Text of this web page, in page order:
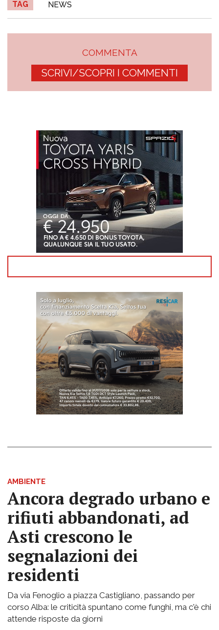
TAG NEWS
COMMENTA
SCRIVI/SCOPRI I COMMENTI
AMBIENTE
Ancora degrado urbano e
rifiuti abbandonati, ad
Asti crescono le
segnalazioni dei
residenti
Da via Fenoglio a piazza Castigliano, passando per
corso Alba: le criticità spuntano come funghi, ma c'è chi
attende risposte da giorni